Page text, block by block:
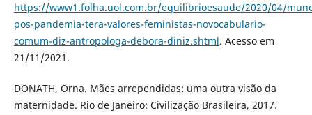
https://www1.folha.uol.com.br/equilibrioesaude/2020/04/
pos-pandemia-tera-valores-feministas-novocabulario-
comum-diz-antropologa-debora-diniz.shtml. Acesso em
21/11/2021.
DONATH, Orna. Mães arrependidas: uma outra visão da
maternidade. Rio de Janeiro: Civilização Brasileira, 2017.